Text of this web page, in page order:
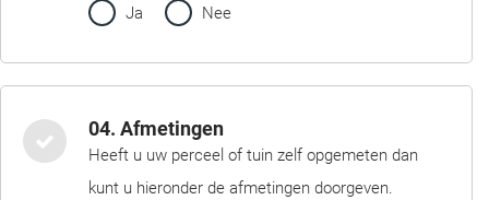
Ja Nee
04. Afmetingen
Heeft u uw perceel of tuin zelf opgemeten dan
kunt u hieronder de afmetingen doorgeven.